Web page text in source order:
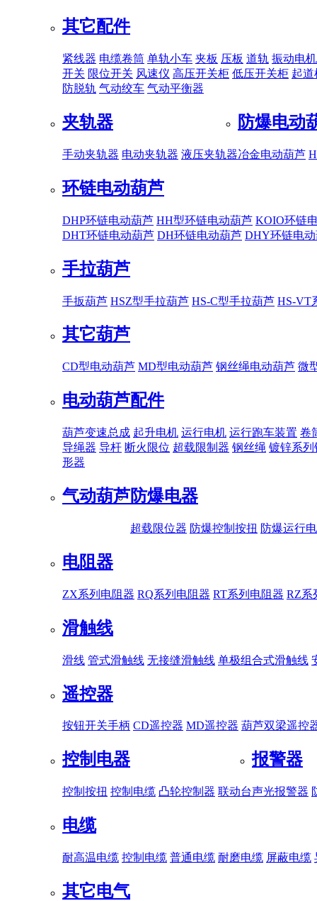
其它配件
紧线器 电缆卷筒 单轨小车 夹板 压板 道轨 振动电机
开关 限位开关 风速仪 高压开关柜 低压开关柜 起道
防脱轨 气动绞车 气动平衡器
夹轨器
手动夹轨器 电动夹轨器 液压夹轨器
防爆电动
冶金电动葫芦
环链电动葫芦
DHP环链电动葫芦 HH型环链电动葫芦 KOIO环链
DHT环链电动葫芦 DH环链电动葫芦 DHY环链电
手拉葫芦
手扳葫芦 HSZ型手拉葫芦 HS-C型手拉葫芦 HS-VT
其它葫芦
CD型电动葫芦 MD型电动葫芦 钢丝绳电动葫芦 微
电动葫芦配件
葫芦变速总成 起升电机 运行电机 运行跑车装置 卷
导绳器 导杆 断火限位 超载限制器 钢丝绳 镀锌系列
形器
气动葫芦防爆电器
超载限位器 防爆控制按扭 防爆运行
电阻器
ZX系列电阻器 RQ系列电阻器 RT系列电阻器 RZ系
滑触线
滑线 管式滑触线 无接缝滑触线 单极组合式滑触线
遥控器
按钮开关手柄 CD遥控器 MD遥控器 葫芦双梁遥控
控制电器
控制按扭 控制电缆 凸轮控制器 联动台
报警器
声光报警器
电缆
耐高温电缆 控制电缆 普通电缆 耐磨电缆 屏蔽电缆
其它电气